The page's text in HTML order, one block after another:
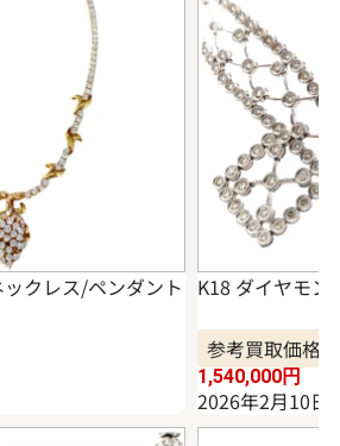
クレス/ペンダント
K18 ダイヤモン
参考買取価格
1,540,000円
2026年2月10日